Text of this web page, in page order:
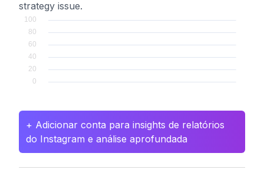
strategy issue.
+ Adicionar conta para insights de relatórios
do Instagram e análise aprofundada